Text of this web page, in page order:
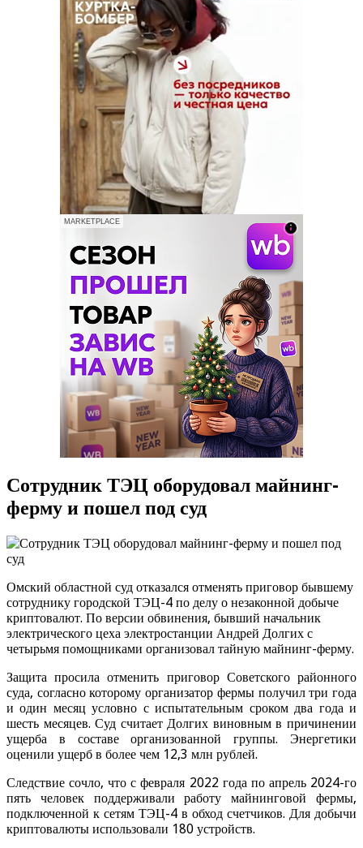
MARKETPLACE
Сотрудник ТЭЦ оборудовал майнинг-
ферму и пошел под суд
Омский областной суд отказался отменять приговор бывшему
сотруднику городской ТЭЦ-4 по делу о незаконной добыче
криптовалют. По версии обвинения, бывший начальник
электрического цеха электростанции Андрей Долгих с
четырьмя помощниками организовал тайную майнинг-ферму.
Защита просила отменить приговор Советского районного
суда, согласно которому организатор фермы получил три года
и один месяц условно с испытательным сроком два года и
шесть месяцев. Суд считает Долгих виновным в причинении
ущерба в составе организованной группы. Энергетики
оценили ущерб в более чем 12,3 млн рублей.
Следствие сочло, что с февраля 2022 года по апрель 2024-го
пять человек поддерживали работу майнинговой фермы,
подключенной к сетям ТЭЦ-4 в обход счетчиков. Для добычи
криптовалюты использовали 180 устройств.